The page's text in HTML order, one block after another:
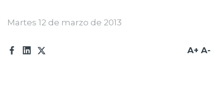
Proveedores
Martes 12 de marzo de 2013
A+ A-